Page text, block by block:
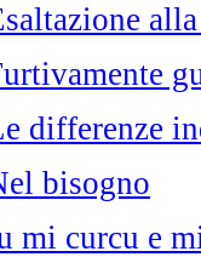
differenze
bisogno
mi curcu e